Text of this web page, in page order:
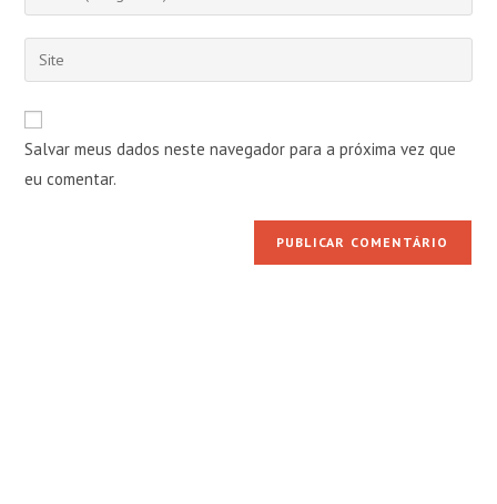
de
usuário
para
comentar
seu
endereço
de
para
comentar
Digite
o
do
seu
site
Salvar meus dados neste navegador para a próxima vez que
eu comentar.